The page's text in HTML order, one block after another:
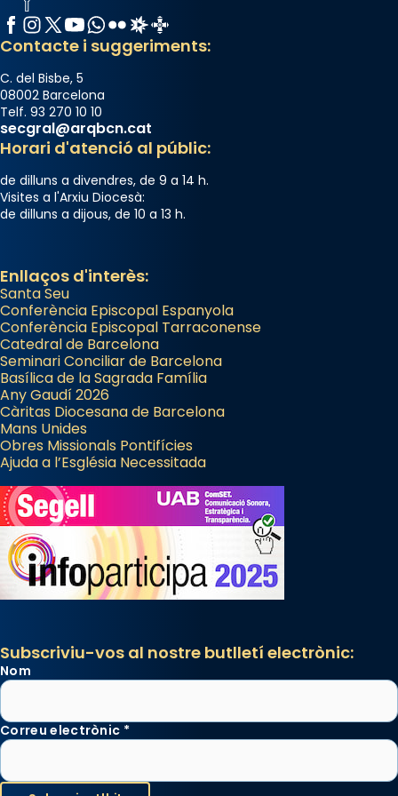
Facebook
Instagram
X / Twitter
YouTube
WhatsApp
FlickrRadio Estel
Catalunya Cristiana
Contacte i suggeriments:
C. del Bisbe, 5
08002 Barcelona
Telf. 93 270 10 10
secgral@arqbcn.cat
Horari d'atenció al públic:
de dilluns a divendres, de 9 a 14 h.
Visites a l'Arxiu Diocesà:
de dilluns a dijous, de 10 a 13 h.
Enllaços d'interès:
Santa Seu
Conferència Episcopal Espanyola
Conferència Episcopal Tarraconense
Catedral de Barcelona
Seminari Conciliar de Barcelona
Basílica de la Sagrada Família
Any Gaudí 2026
Càritas Diocesana de Barcelona
Mans Unides
Obres Missionals Pontifícies
Ajuda a l’Església Necessitada
Subscriviu-vos al nostre butlletí electrònic:
Nom
Correu electrònic *